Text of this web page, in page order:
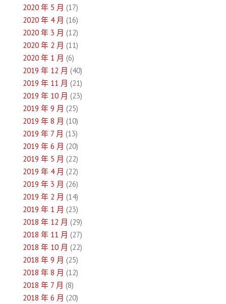
2020 年 5 月 (17)
2020 年 4 月 (16)
2020 年 3 月 (12)
2020 年 2 月 (11)
2020 年 1 月 (6)
2019 年 12 月 (40)
2019 年 11 月 (21)
2019 年 10 月 (23)
2019 年 9 月 (25)
2019 年 8 月 (10)
2019 年 7 月 (13)
2019 年 6 月 (20)
2019 年 5 月 (22)
2019 年 4 月 (22)
2019 年 3 月 (26)
2019 年 2 月 (14)
2019 年 1 月 (23)
2018 年 12 月 (29)
2018 年 11 月 (27)
2018 年 10 月 (22)
2018 年 9 月 (25)
2018 年 8 月 (12)
2018 年 7 月 (8)
2018 年 6 月 (20)